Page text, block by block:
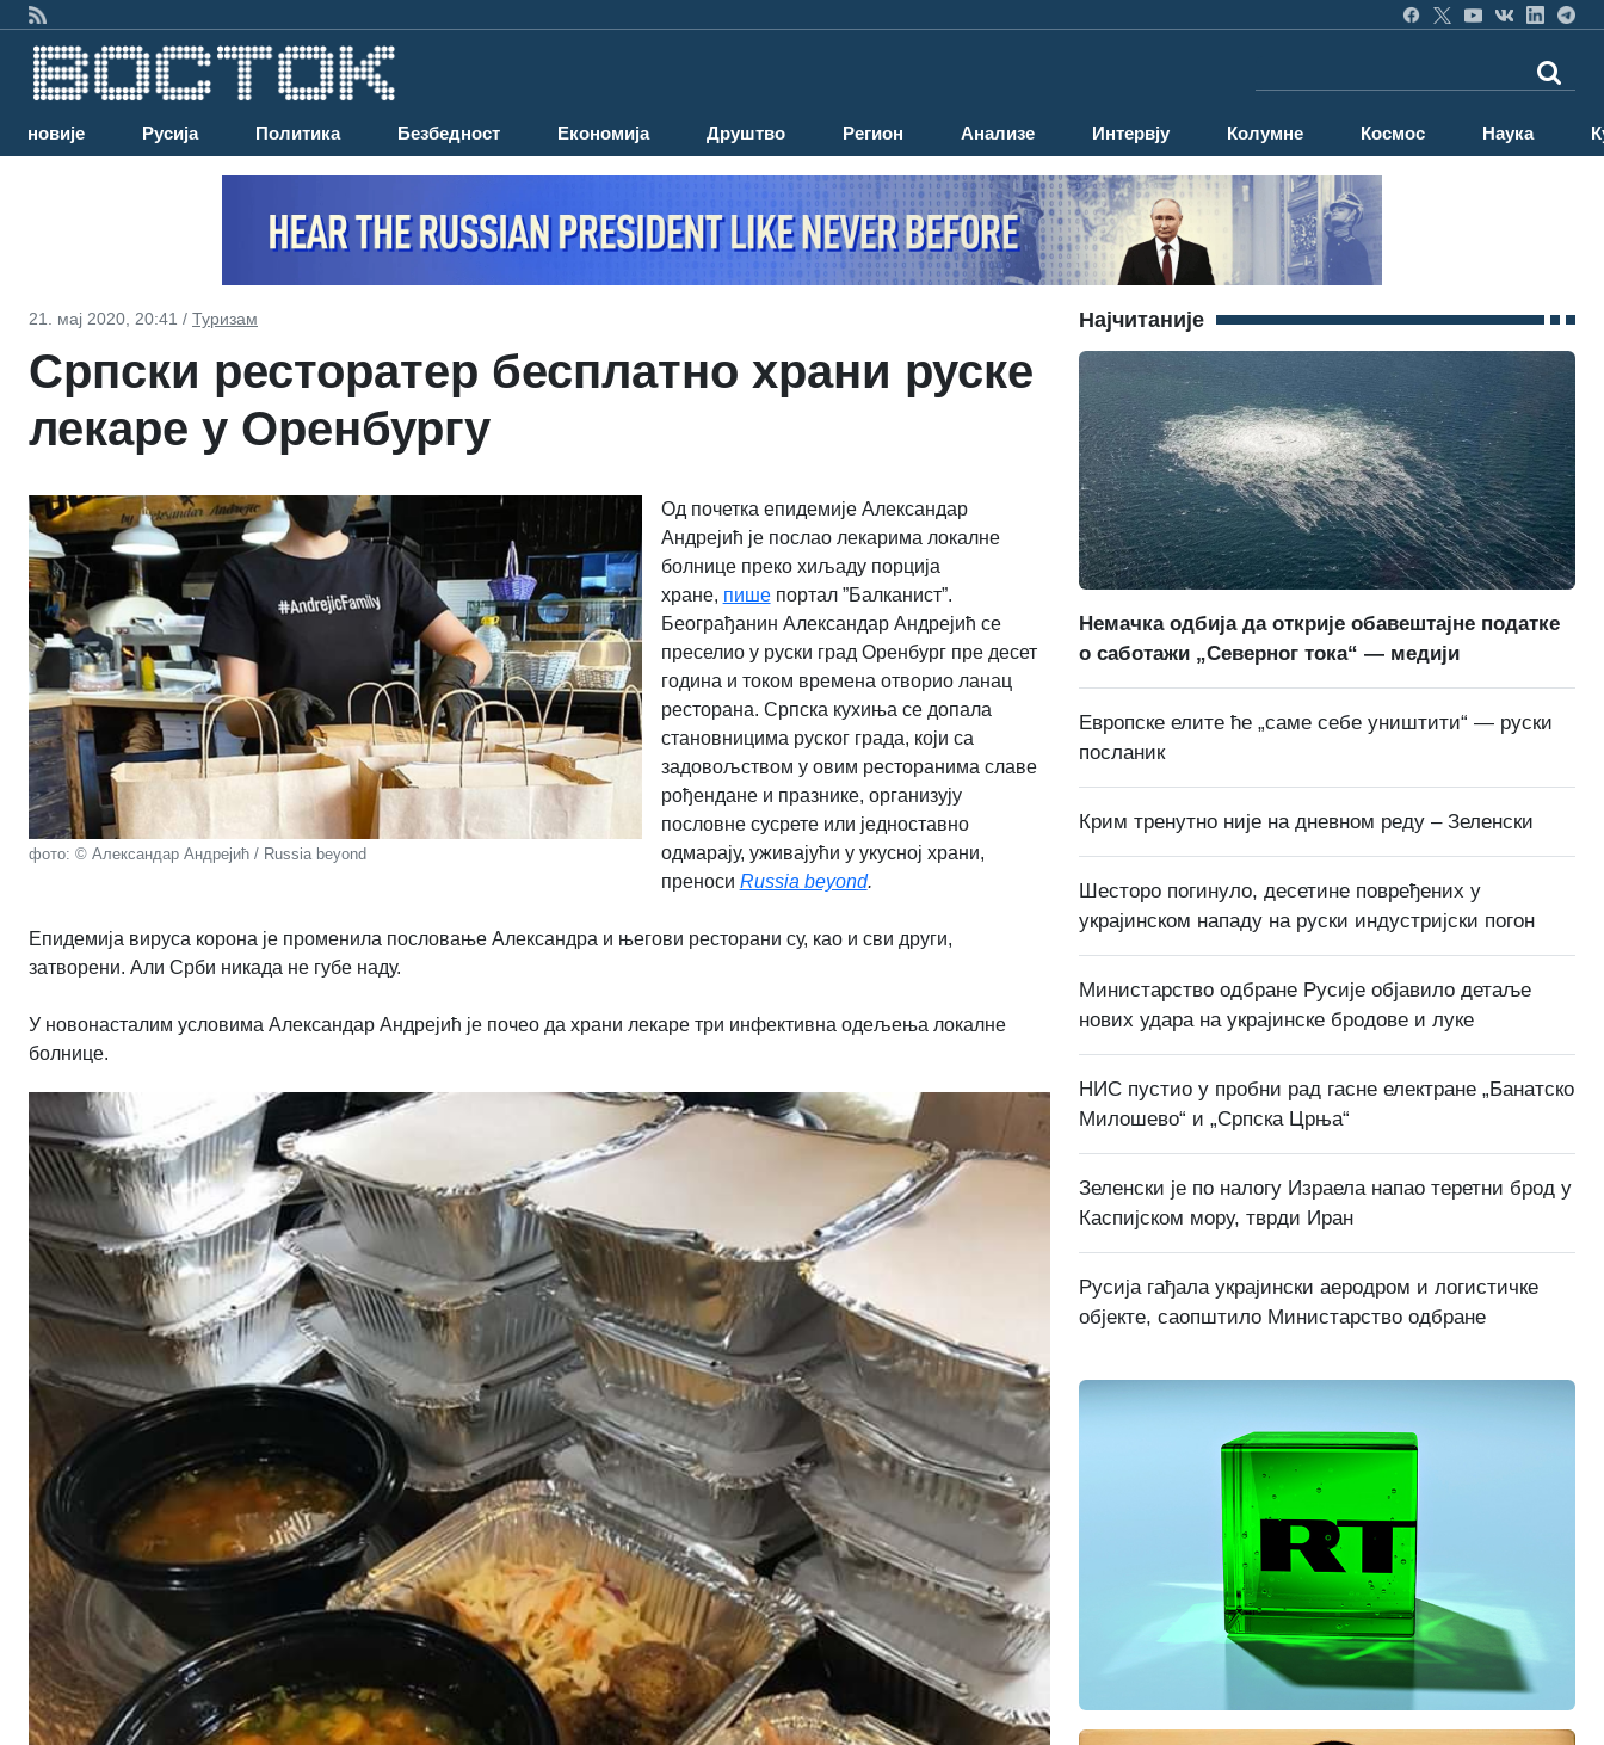
Најновије Русија Политика Безбедност Економија Друштво Регион Анализе Интервју Колумне Космос Наука
21. мај 2020, 20:41 / Туризам
Српски ресторатер бесплатно храни руске
лекаре у Оренбургу
фото: © Александар Андрејић / Russia beyond
Од почетка епидемије Александар
Андрејић је послао лекарима локалне
болнице преко хиљаду порција
хране, пишепортал ”Балканист”.
Београђанин Александар Андрејић се
преселио у руски град Оренбург пре десет
година и током времена отворио ланац
ресторана. Српска кухиња се допала
становницима руског града, који са
задовољством у овим ресторанима славе
рођендане и празнике, организују
пословне сусрете или једноставно
одмарају, уживајући у укусној храни,
преноси Russia beyond.
Епидемија вируса корона је променила пословање Александра и његови ресторани су, као и сви други,
затворени. Али Срби никада не губе наду.
У новонасталим условима Александар Андрејић је почео да храни лекаре три инфективна одељења локалне
болнице.
Најчитаније
Немачка одбија да открије обавештајне податке
о саботажи „Северног тока“ — медији
Европске елите ће „саме себе уништити“ — руски
посланик
Крим тренутно није на дневном реду – Зеленски
Шесторо погинуло, десетине повређених у
украјинском нападу на руски индустријски погон
Министарство одбране Русије објавило детаље
нових удара на украјинске бродове и луке
НИС пустио у пробни рад гасне електране „Банатско
Милошево“ и „Српска Црња“
Зеленски је по налогу Израела напао теретни брод у
Каспијском мору, тврди Иран
Русија гађала украјински аеродром и логистичке
објекте, саопштило Министарство одбране